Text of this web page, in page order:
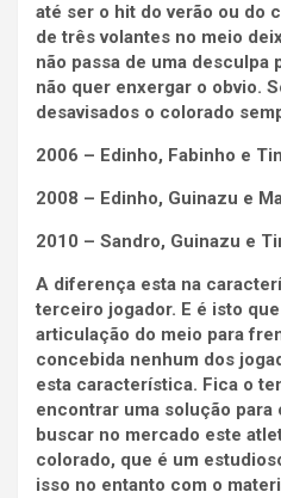
até ser o hit do verão ou do
de três volantes no meio
não passa de uma desculpa
não quer enxergar o obvio.
desavisados o colorado
2006 – Edinho, Fabinho e
2008 – Edinho, Guinazu e
2010 – Sandro, Guinazu e
A diferença esta na
terceiro jogador. E é isto
articulação do meio para
concebida nenhum dos
esta característica. Fica o
encontrar uma solução
buscar no mercado este
colorado, que é um
isso no entanto com o